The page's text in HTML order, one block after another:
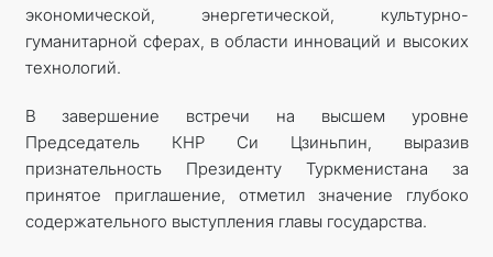
экономической, энергетической, культурно-
гуманитарной сферах, в области инноваций и высоких
технологий.
В завершение встречи на высшем уровне
Председатель КНР Си Цзиньпин, выразив
признательность Президенту Туркменистана за
принятое приглашение, отметил значение глубоко
содержательного выступления главы государства.